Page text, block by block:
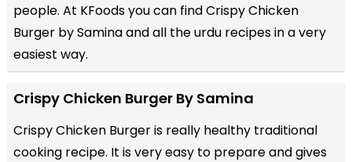
people. At KFoods you can find Crispy Chicken
Burger by Samina and all theurdu recipesin a very
easiest way.
Crispy Chicken Burger By Samina
Crispy Chicken Burger is really healthy traditional
cooking recipe. It is very easy to prepare and gives